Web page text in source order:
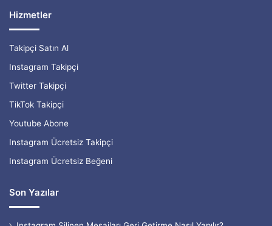
Hizmetler
Takipçi Satın Al
Instagram Takipçi
Twitter Takipçi
TikTok Takipçi
Youtube Abone
Instagram Ücretsiz Takipçi
Instagram Ücretsiz Beğeni
Son Yazılar